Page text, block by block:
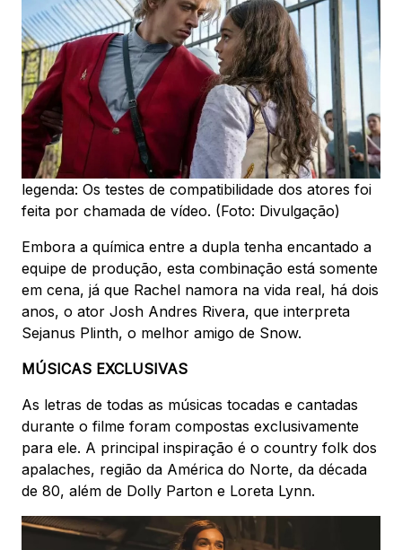
legenda: Os testes de compatibilidade dos atores foi
feita por chamada de vídeo. (Foto: Divulgação)
Embora a química entre a dupla tenha encantado a
equipe de produção, esta combinação está somente
em cena, já que Rachel namora na vida real, há dois
anos, o ator Josh Andres Rivera, que interpreta
Sejanus Plinth, o melhor amigo de Snow.
MÚSICAS EXCLUSIVAS
As letras de todas as músicas tocadas e cantadas
durante o filme foram compostas exclusivamente
para ele. A principal inspiração é o country folk dos
apalaches, região da América do Norte, da década
de 80, além de Dolly Parton e Loreta Lynn.